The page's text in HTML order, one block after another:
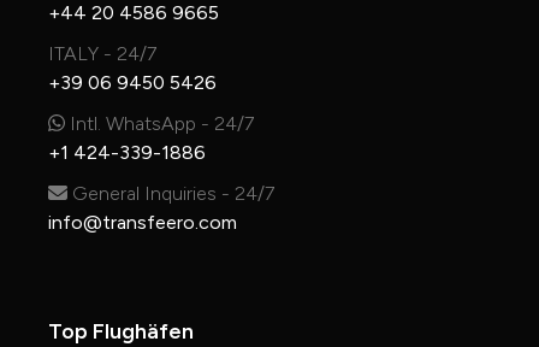
+44 20 4586 9665
ITALY - 24/7
+39 06 9450 5426
Intl. WhatsApp - 24/7
+1 424-339-1886
General Inquiries - 24/7
info@transfeero.com
Top Flughäfen